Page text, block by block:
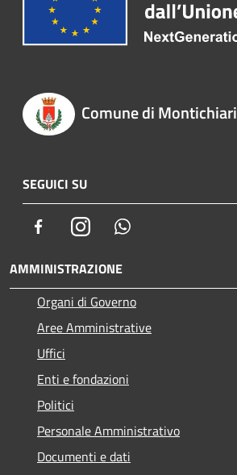
Comune di Montichiari
SEGUICI SU
FacebookInstagram
AMMINISTRAZIONE
Organi di Governo
Aree Amministrative
Uffici
Enti e fondazioni
Politici
Personale Amministrativo
Documenti e dati